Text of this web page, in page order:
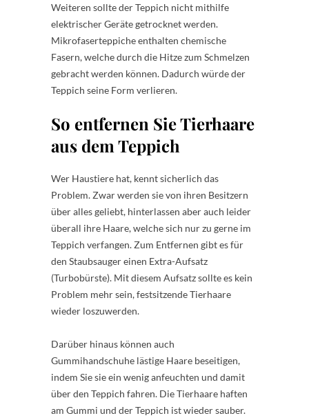
Weiteren sollte der Teppich nicht mithilfe
elektrischer Geräte getrocknet werden.
Mikrofaserteppiche enthalten chemische
Fasern, welche durch die Hitze zum Schmelzen
gebracht werden können. Dadurch würde der
Teppich seine Form verlieren.
So entfernen Sie Tierhaare
aus dem Teppich
Wer Haustiere hat, kennt sicherlich das
Problem. Zwar werden sie von ihren Besitzern
über alles geliebt, hinterlassen aber auch leider
überall ihre Haare, welche sich nur zu gerne im
Teppich verfangen. Zum Entfernen gibt es für
den Staubsauger einen Extra-Aufsatz
(Turbobürste). Mit diesem Aufsatz sollte es kein
Problem mehr sein, festsitzende Tierhaare
wieder loszuwerden.
Darüber hinaus können auch
Gummihandschuhe lästige Haare beseitigen,
indem Sie sie ein wenig anfeuchten und damit
über den Teppich fahren. Die Tierhaare haften
am Gummi und der Teppich ist wieder sauber.